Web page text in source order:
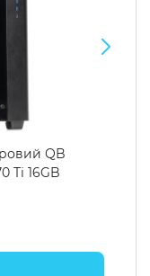
QB
Ti 16GB